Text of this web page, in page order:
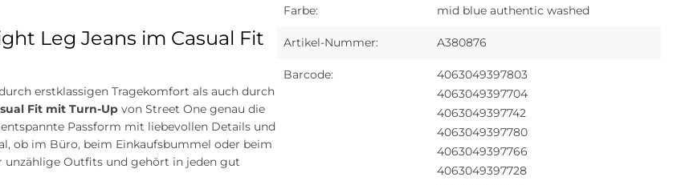
Farbe: mid blue authentic washed
Artikel-Nummer: A380876
Barcode:
4063049397803
4063049397704
4063049397742
4063049397780
4063049397766
4063049397728
Leg Jeans im Casual Fit
erstklassigen Tragekomfort als auch durch
Fit mit Turn-Up von Street One genau die
Passform mit liebevollen Details und
ob im Büro, beim Einkaufsbummel oder beim
unzählige Outfits und gehört in jeden gut